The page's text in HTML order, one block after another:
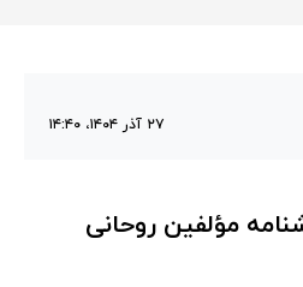
۲۷ آذر ۱۴۰۴، ۱۴:۴۰
مؤلفین روحانی